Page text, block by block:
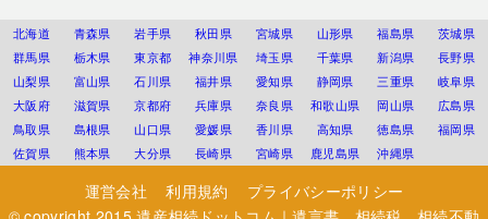
北海道 青森県 岩手県 秋田県 宮城県 山形県 福島県
茨城県
群馬県
栃木県 東京都 神奈川県 埼玉県 千葉県 新潟県
長野県
山梨県
富山県 石川県 福井県 愛知県 静岡県 三重県
岐阜県
大阪府
滋賀県 京都府 兵庫県 奈良県 和歌山県 岡山県
広島県
鳥取県
島根県 山口県 愛媛県 香川県 高知県 徳島県
福岡県
佐賀県
熊本県 大分県 長崎県 宮崎県 鹿児島県 沖縄県
運営会社 利用規約
プライバシーポリシー